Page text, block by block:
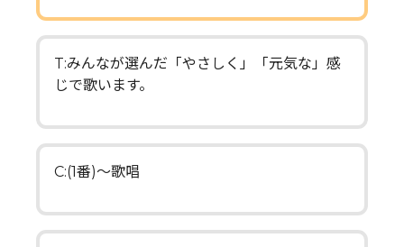
T:みんなが選んだ「やさしく」「元気な」感
じで歌います。
C:(1番)～歌唱